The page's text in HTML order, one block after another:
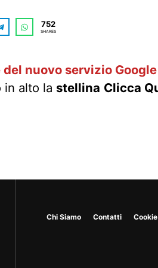
752
SHARES
nuovo servizio
alto la stellina Clicca
Chi Siamo Contatti